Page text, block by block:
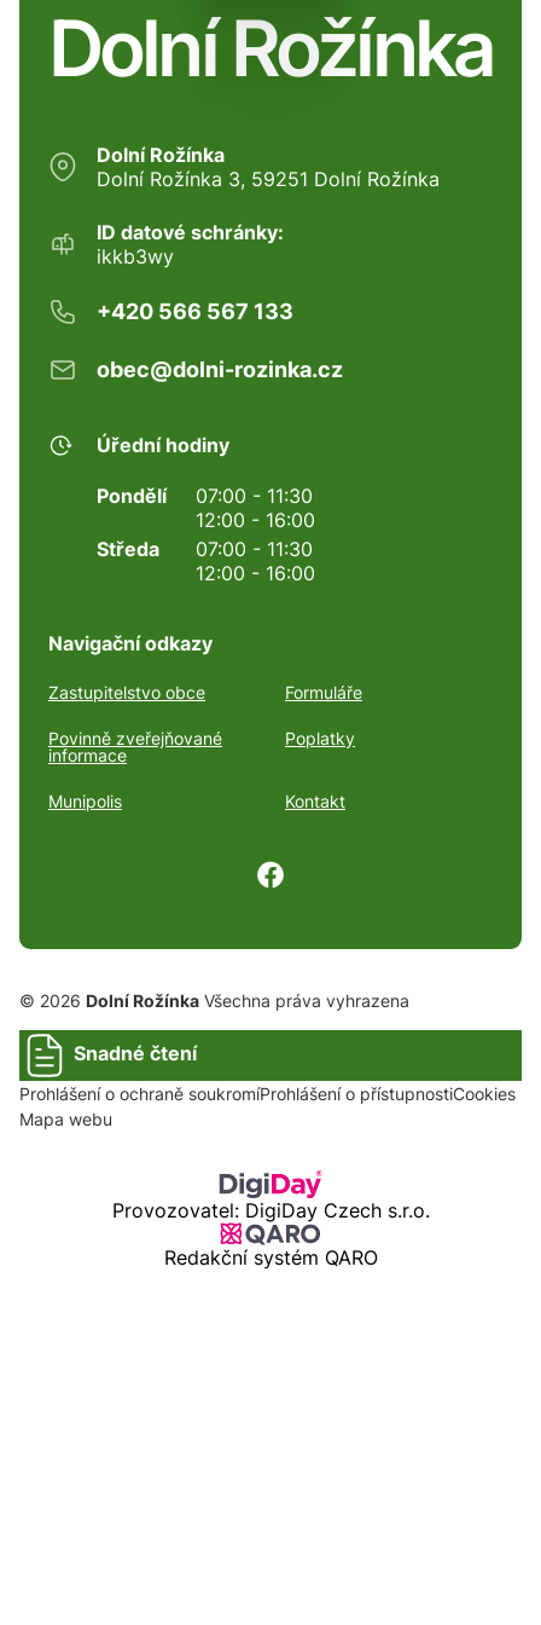
Dolní Rožínka
Dolní Rožínka
Dolní Rožínka 3, 59251 Dolní Rožínka
ID datové schránky:
ikkb3wy
+420 566 567 133
obec@dolni-rozinka.cz
Úřední hodiny
Pondělí
07:00 - 11:30
12:00 - 16:00
Středa
07:00 - 11:30
12:00 - 16:00
Navigační odkazy
Zastupitelstvo obce Formuláře
Povinně zveřejňované
informace
Poplatky
Munipolis Kontakt
© 2026 Dolní Rožínka Všechna práva vyhrazena
Snadné čtení
Prohlášení o ochraně soukromíProhlášení o přístupnostiCookies
Mapa webu
Provozovatel: DigiDay Czech s.r.o.
Redakční systém QARO